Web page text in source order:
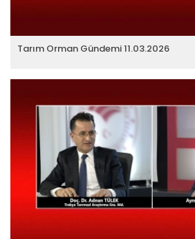
Tarım Orman Gündemi 11.03.2026